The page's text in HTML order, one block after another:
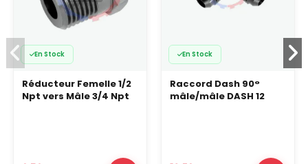
En Stock
Réducteur Femelle 1/2
Npt vers Mâle 3/4 Npt
En Stock
Raccord Dash 90°
mâle/mâle DASH 12